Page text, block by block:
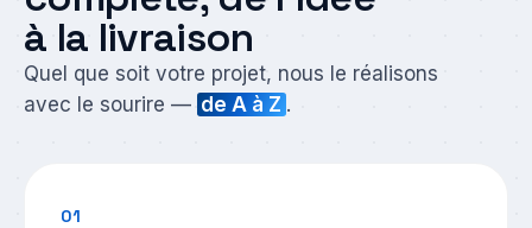
à la livraison
Quel que soit votre projet, nous le réalisons
avec le sourire — de A à Z .
01